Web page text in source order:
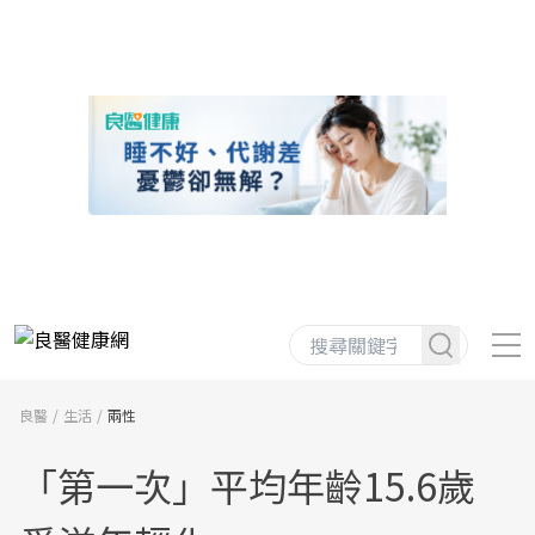
良醫 生活 兩性
「第一次」平均年齡15.6歲